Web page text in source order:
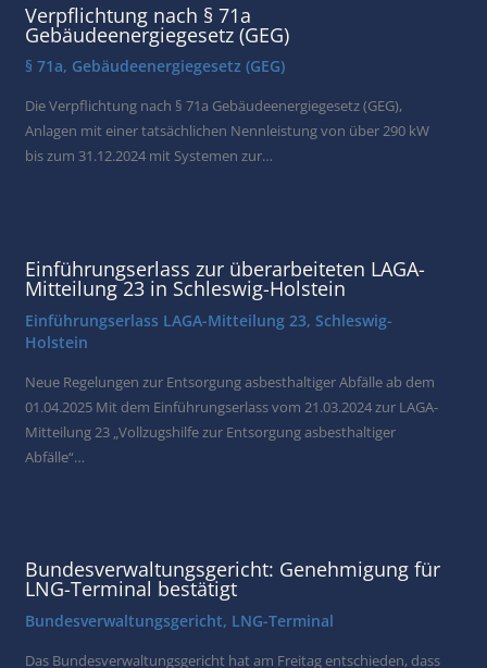
Verpflichtung nach § 71a
Gebäudeenergiegesetz (GEG)
§ 71a, Gebäudeenergiegesetz (GEG)
Die Verpflichtung nach § 71a Gebäudeenergiegesetz (GEG),
Anlagen mit einer tatsächlichen Nennleistung von über 290 kW
bis zum 31.12.2024 mit Systemen zur…
Einführungserlass zur überarbeiteten LAGA-
Mitteilung 23 in Schleswig-Holstein
Einführungserlass LAGA-Mitteilung 23,Schleswig-
Holstein
Neue Regelungen zur Entsorgung asbesthaltiger Abfälle ab dem
01.04.2025 Mit dem Einführungserlass vom 21.03.2024 zur LAGA-
Mitteilung 23 „Vollzugshilfe zur Entsorgung asbesthaltiger
Abfälle“…
Bundesverwaltungsgericht: Genehmigung für
LNG-Terminal bestätigt
Bundesverwaltungsgericht, LNG-Terminal
Das Bundesverwaltungsgericht hat am Freitag entschieden, dass